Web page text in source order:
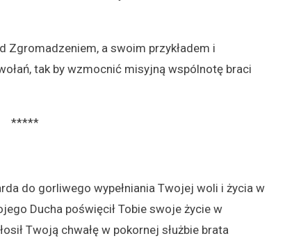
Zgromadzeniem, a swoim przykładem i
tak by wzmocnić misyjną wspólnotę braci
*****
do gorliwego wypełniania Twojej woli i życia w
Ducha poświęcił Tobie swoje życie w
Twoją chwałę w pokornej służbie brata